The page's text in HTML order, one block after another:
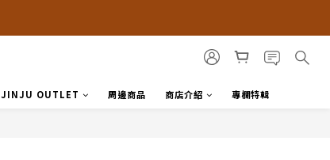
JINJU OUTLET 周邊商品 商店介紹 專欄特輯